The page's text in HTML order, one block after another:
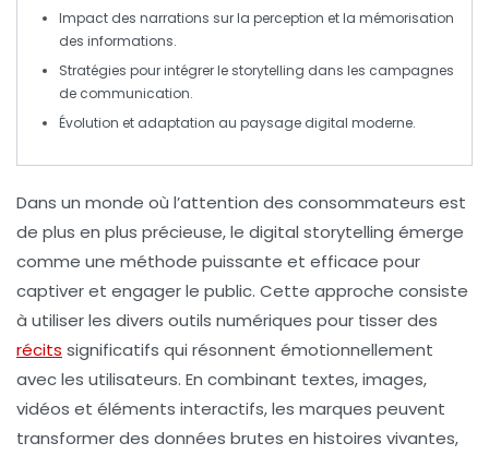
Impact des narrations sur la perception et la mémorisation
des informations.
Stratégies pour intégrer le storytelling dans les campagnes
de communication.
Évolution et adaptation au paysage digital moderne.
Dans un monde où l’attention des consommateurs est
de plus en plus précieuse, le digital storytelling émerge
comme une méthode puissante et efficace pour
captiveret engagerle public. Cette approche consiste
à utiliser les divers outils numériques pour tisser des
récits significatifs qui résonnent émotionnellement
avec les utilisateurs. En combinant textes,images,
vidéos et éléments interactifs, les marques peuvent
transformer des données brutes en histoires vivantes,